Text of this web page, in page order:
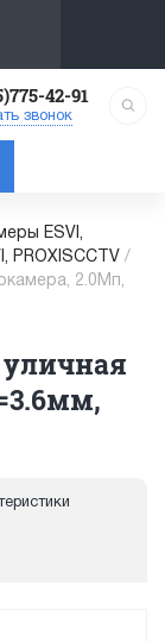
42-91
звонок
ESVI,
PROXISCCTV /
2.0Мп,
уличная